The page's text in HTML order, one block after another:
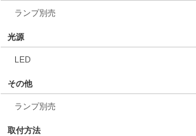
ランプ別売
光源
LED
その他
ランプ別売
取付方法